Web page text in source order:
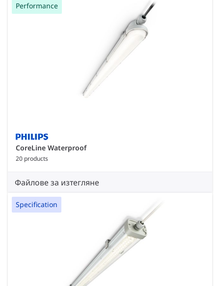
Performance
CoreLine Waterproof
20 products
Файлове за изтегляне
Specification